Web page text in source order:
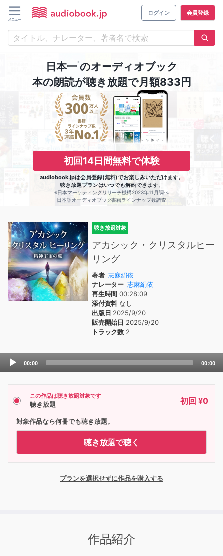
ログイン 会員登録
日本一※のオーディオブック
本の朗読が聴き放題で月額833円
初回14日間無料で体験
audiobook.jpは会員登録(無料)でお楽しみいただけます。
聴き放題プランはいつでも解約できます。
※日本マーケティングリサーチ機構2023年11月調べ
日本語オーディオブック書籍ラインナップ数調査
聴き放題対象
アカシック・クリスタルヒー
リング
著者 志麻絹依
ナレーター 志麻絹依
再生時間 00:28:09
添付資料なし
出版日 2025/9/20
販売開始日 2025/9/20
トラック数 2
Audio
00:00 00:00
この作品は聴き放題対象です
聴き放題 初回 ¥0
対象作品なら何冊でも聴き放題。
聴き放題で聴く
プランを選択せずに作品を購入する
作品紹介